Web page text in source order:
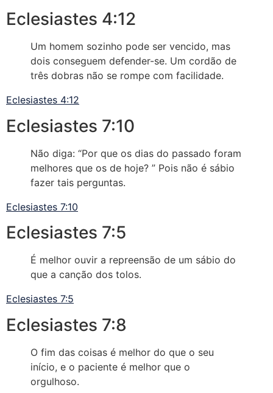
Eclesiastes 4:12
Um homem sozinho pode ser vencido, mas
dois conseguem defender-se. Um cordão de
três dobras não se rompe com facilidade.
Eclesiastes 4:12
Eclesiastes 7:10
Não diga: “Por que os dias do passado foram
melhores que os de hoje? ” Pois não é sábio
fazer tais perguntas.
Eclesiastes 7:10
Eclesiastes 7:5
É melhor ouvir a repreensão de um sábio do
que a canção dos tolos.
Eclesiastes 7:5
Eclesiastes 7:8
O fim das coisas é melhor do que o seu
início, e o paciente é melhor que o
orgulhoso.